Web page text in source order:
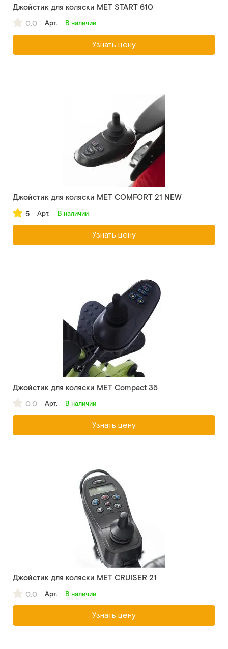
Джойстик для коляски MET START 610
0.0 Арт. В наличии
Узнать цену
Джойстик для коляски MET COMFORT 21 NEW
5 Арт. В наличии
Узнать цену
Джойстик для коляски MET Compact 35
0.0 Арт. В наличии
Узнать цену
Джойстик для коляски MET CRUISER 21
0.0 Арт. В наличии
Узнать цену